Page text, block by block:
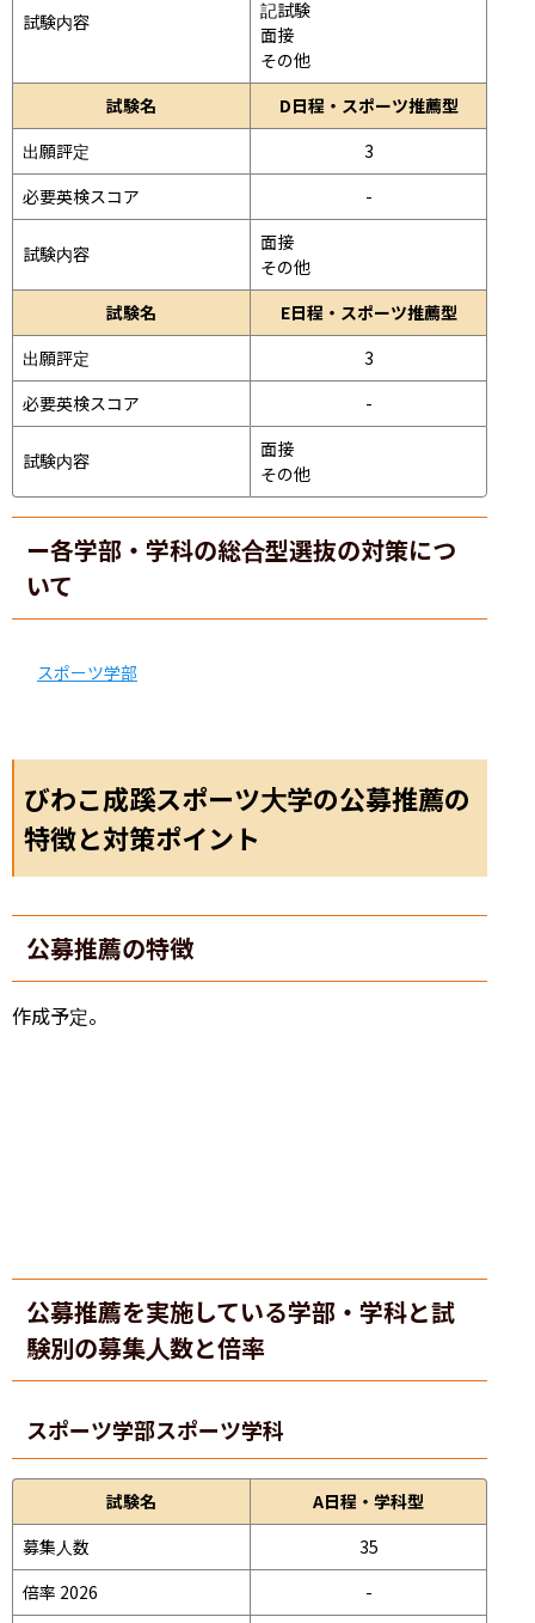
試験内容
記試験
面接
その他
試験名
D日程・スポーツ推薦型
出願評定
3
必要英検スコア
-
試験内容
面接
その他
試験名
E日程・スポーツ推薦型
出願評定
3
必要英検スコア
-
試験内容
面接
その他
ー各学部・学科の総合型選抜の対策につ
いて
スポーツ学部
びわこ成蹊スポーツ大学の公募推薦の
特徴と対策ポイント
公募推薦の特徴
作成予定。
公募推薦を実施している学部・学科と試
験別の募集人数と倍率
スポーツ学部スポーツ学科
試験名
A日程・学科型
募集人数
35
倍率 2026
-